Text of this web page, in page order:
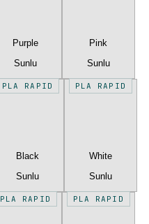
Purple
Sunlu
Pink
Sunlu
PLA RAPID
Black
Sunlu
PLA RAPID
White
Sunlu
PLA RAPID PLA RAPID